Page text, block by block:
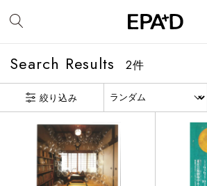
Search Results 2件
絞り込み